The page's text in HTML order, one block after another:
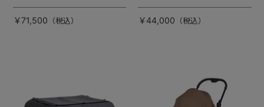
使える、耐荷重50kgの大型犬
向け車体登場！
￥71,500
使える、耐荷重30㎏の中～大
型犬向けケージが登場！
￥44,000